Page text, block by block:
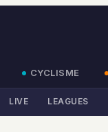
CYCLISME
LIVE LEAGUES